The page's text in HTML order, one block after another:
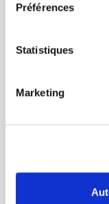
Préférences
Statistiques
Marketing